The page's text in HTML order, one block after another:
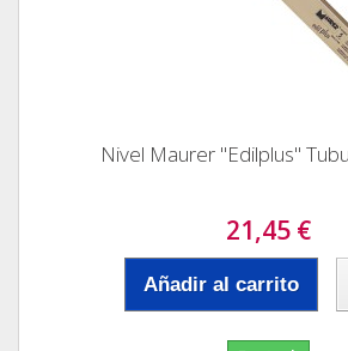
Nivel Maurer "Edilplus"
21,45 €
Añadir al carrito